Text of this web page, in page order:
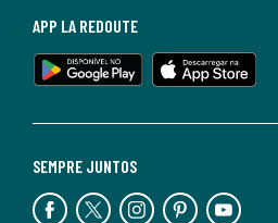
SEMPRE JUNTOS
APP LA REDOUTE